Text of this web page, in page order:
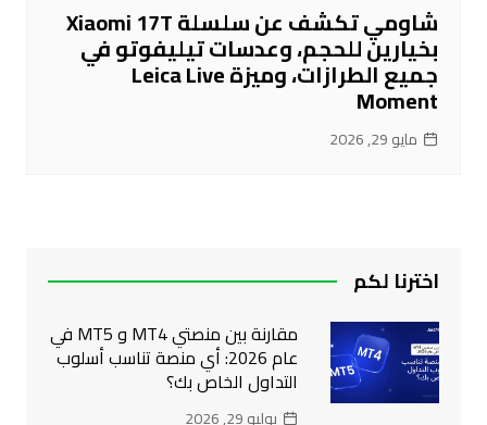
شاومي تكشف عن سلسلة Xiaomi 17T
بخيارين للحجم، وعدسات تيليفوتو في
جميع الطرازات، وميزة Leica Live
Moment
مايو 29, 2026
اخترنا لكم
مقارنة بين منصتي MT4 و MT5 في
عام 2026: أي منصة تناسب أسلوب
التداول الخاص بك؟
يوليو 29, 2026